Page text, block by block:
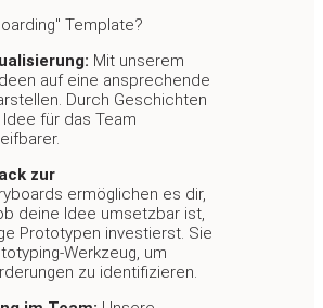
Template?
Mit unserem
auf eine ansprechende
Durch Geschichten
für das Team
zur
ermöglichen es dir,
deine Idee umsetzbar ist,
Prototypen investierst. Sie
Werkzeug, um
zu identifizieren.